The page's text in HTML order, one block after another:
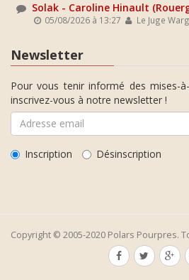
Solak - Caroline Hinault
05/08/2026 à 13:27 Le Juge
Newsletter
Pour vous tenir informé des mises-
inscrivez-vous à notre newsletter !
Inscription Désinscription
Copyright © 2005-2020 Polars Pourpres.